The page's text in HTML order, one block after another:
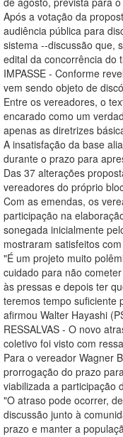
Após a votação da
audiência pública para
sistema --discussão que,
edital da concorrência do
IMPASSE - Conforme
vem sendo objeto de
Entre os vereadores, o
encarado como um
apenas as diretrizes
A insatisfação da base
durante o prazo para
Das 37 alterações
vereadores do próprio
Com as emendas, os
participação na
sonegada inicialmente
mostraram satisfeitos
"É um projeto muito
cuidado para não
às pressas e depois ter
teremos tempo suficiente
afirmou Walter Hayashi
RESSALVAS - O novo
coletivo foi visto com
Para o vereador Wagner
prorrogação do prazo
viabilizada a participação
"O atraso pode ocorrer,
discussão junto à
prazo e manter a